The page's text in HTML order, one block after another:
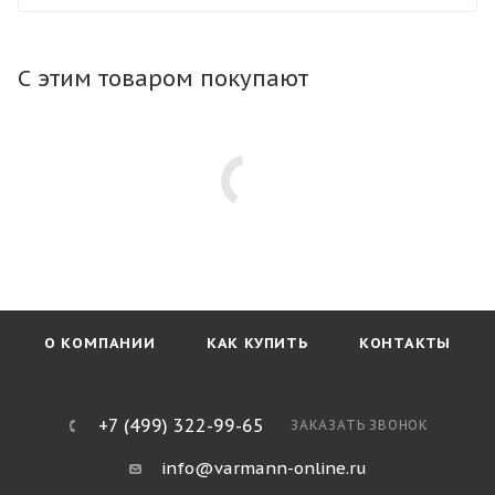
С этим товаром покупают
О КОМПАНИИ КАК КУПИТЬ КОНТАКТЫ
+7 (499) 322-99-65 ЗАКАЗАТЬ ЗВОНОК
info@varmann-online.ru